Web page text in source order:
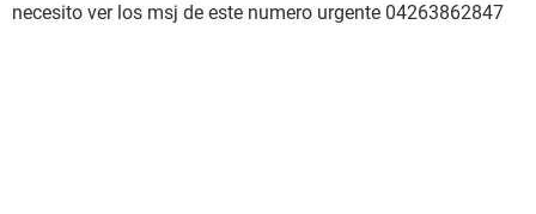
necesito ver los msj de este numero urgente 04263862847